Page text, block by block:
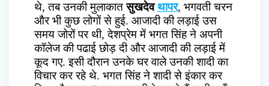
थे, तब उनकी मुलाकातसुखदेवथापर, भगवती चरन
और भी कुछ लोगों से हुई. आजादी की लड़ाई उस
समय जोरों पर थी, देशप्रेम में भगत सिंह ने अपनी
कॉलेज की पढाई छोड़ दी और आजादी की लड़ाई में
कूद गए. इसी दौरान उनके घर वाले उनकी शादी का
विचार कर रहे थे. भगत सिंह ने शादी से इंकार कर